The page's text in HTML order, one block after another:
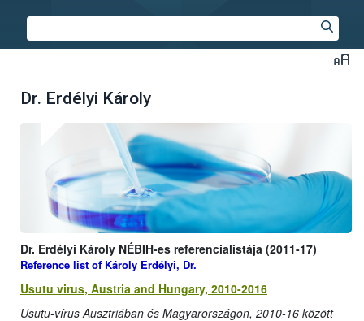
Dr. Erdélyi Károly
Dr. Erdélyi Károly NÉBIH-es referencialistája (2011-17)
Reference list of Károly Erdélyi, Dr.
Usutu virus, Austria and Hungary, 2010-2016
Usutu-vírus Ausztriában és Magyarországon, 2010-16 között